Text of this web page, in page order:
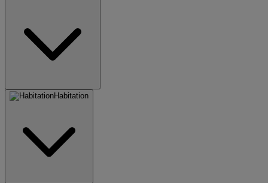
Habitation